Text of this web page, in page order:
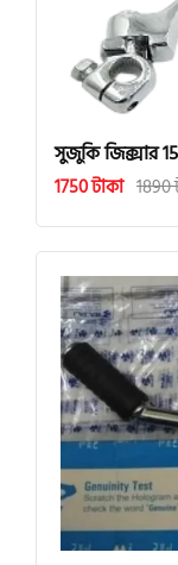
সুজুকি জিক্সার
1750 টাকা 1890